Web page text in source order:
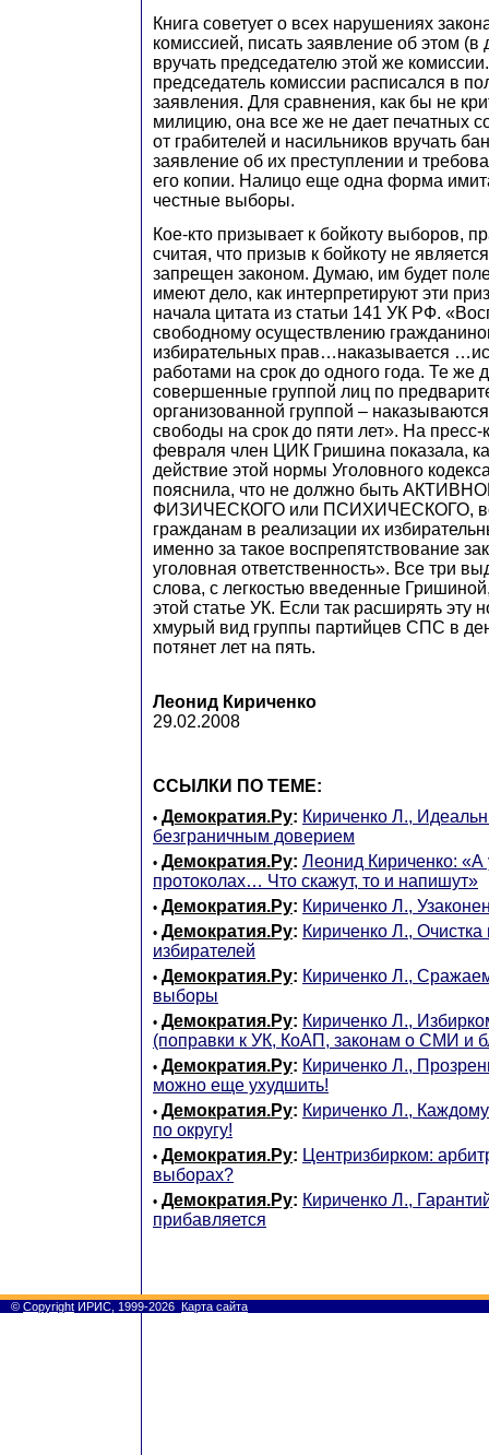
Книга советует о всех нарушениях
комиссией, писать заявление об этом (в
вручать председателю этой же
председатель комиссии расписался в
заявления. Для сравнения, как бы не
милицию, она все же не дает печатных
от грабителей и насильников вручать
заявление об их преступлении и
его копии. Налицо еще одна форма
честные выборы.
Кое-кто призывает к бойкоту выборов,
считая, что призыв к бойкоту не
запрещен законом. Думаю, им будет
имеют дело, как интерпретируют эти
начала цитата из статьи 141 УК РФ.
свободному осуществлению
избирательных прав…наказывается
работами на срок до одного года. Те же
совершенные группой лиц по
организованной группой –
свободы на срок до пяти лет». На
февраля член ЦИК Гришина показала,
действие этой нормы Уголовного
пояснила, что не должно быть
ФИЗИЧЕСКОГО или ПСИХИЧЕСКОГО,
гражданам в реализации их
именно за такое воспрепятствование
уголовная ответственность». Все три
слова, с легкостью введенные
этой статье УК. Если так расширять эту
хмурый вид группы партийцев СПС в
потянет лет на пять.
Леонид Кириченко
29.02.2008
ССЫЛКИ ПО ТЕМЕ:
• Демократия.Ру: Кириченко Л.,
безграничным доверием
• Демократия.Ру: Леонид Кириченко: «А
протоколах… Что скажут, то и напишут»
• Демократия.Ру: Кириченко Л.,
• Демократия.Ру: Кириченко Л.,
избирателей
• Демократия.Ру: Кириченко Л.,
выборы
• Демократия.Ру: Кириченко Л.,
(поправки к УК, КоАП, законам о СМИ и
• Демократия.Ру: Кириченко Л.,
можно еще ухудшить!
• Демократия.Ру: Кириченко Л.,
по округу!
• Демократия.Ру: Центризбирком:
выборах?
• Демократия.Ру: Кириченко Л.,
прибавляется
© Copyright ИРИС, 1999-2026 Карта сайта